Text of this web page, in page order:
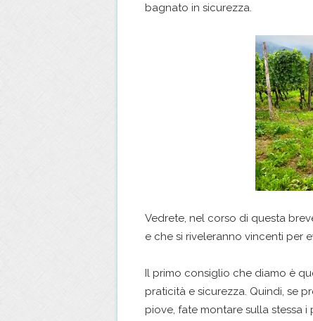
bagnato in sicurezza.
Vedrete, nel corso di questa
e che si riveleranno vincenti per
Il primo consiglio che diamo è
praticità e sicurezza. Quindi, se
piove, fate montare sulla stessa